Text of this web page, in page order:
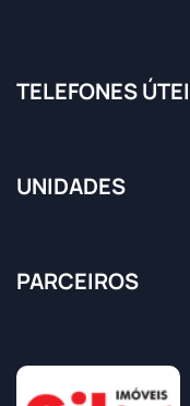
TELEFONES
UNIDADES
PARCEIROS